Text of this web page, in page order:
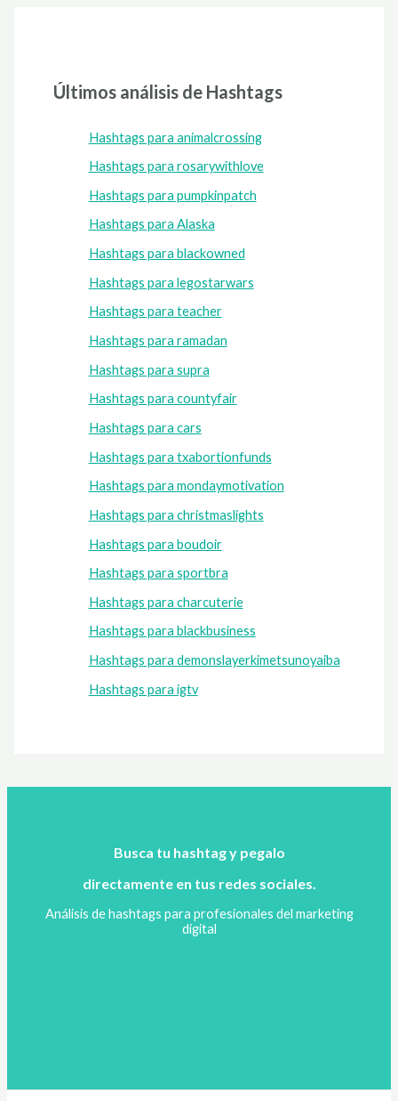
Últimos análisis de Hashtags
Hashtags para animalcrossing
Hashtags para rosarywithlove
Hashtags para pumpkinpatch
Hashtags para Alaska
Hashtags para blackowned
Hashtags para legostarwars
Hashtags para teacher
Hashtags para ramadan
Hashtags para supra
Hashtags para countyfair
Hashtags para cars
Hashtags para txabortionfunds
Hashtags para mondaymotivation
Hashtags para christmaslights
Hashtags para boudoir
Hashtags para sportbra
Hashtags para charcuterie
Hashtags para blackbusiness
Hashtags para demonslayerkimetsunoyaiba
Hashtags para igtv
Busca tu hashtag y pegalo
directamente en tus redes sociales.
Análisis de hashtags para profesionales del marketing
digital